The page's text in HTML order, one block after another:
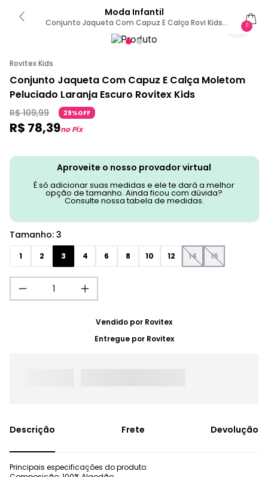
Moda Infantil
Conjunto Jaqueta Com Capuz E Calça Rovi Kids
Laranja 3 / Laranja
0
Rovitex Kids
Conjunto Jaqueta Com Capuz E Calça Moletom
Peluciado Laranja Escuro Rovitex Kids
R$ 109,99 29%OFF
R$ 78,39no Pix
Aproveite o nosso provador virtual
É só adicionar suas medidas e ele te dará a melhor
opção de tamanho. Ainda ficou com dúvida?
Consulte nossa tabela de medidas.
Tamanho: 3
1 2 3 4 6 8 10 12 14 16
Vendido por Rovitex
Entregue por Rovitex
Frete Devolução
Principais especificações do produto: